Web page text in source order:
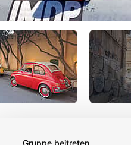
Gruppe beitreten